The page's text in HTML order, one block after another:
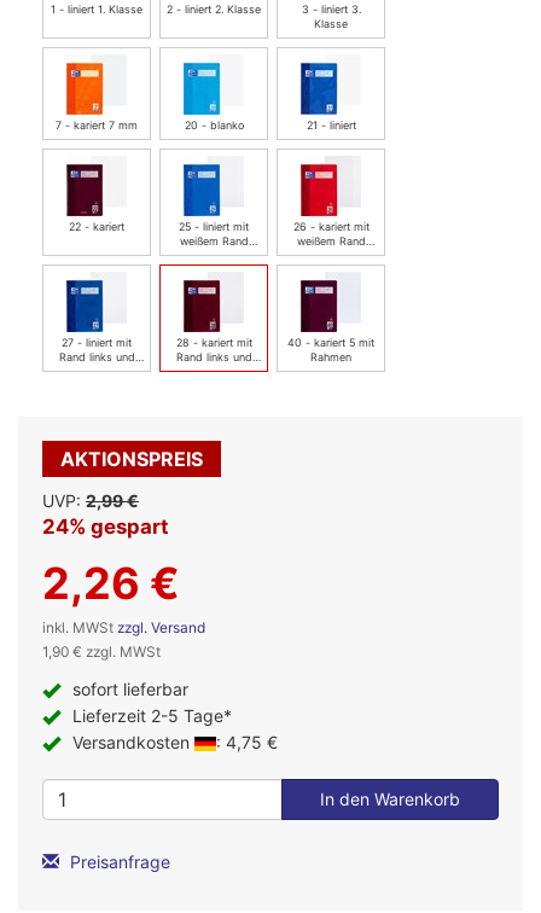
1 - liniert 1. Klasse 2 - liniert 2. Klasse
3 - liniert 3.
Klasse
7 - kariert 7 mm 20 - blanko 21 - liniert
22 - kariert
25 - liniert mit
weißem Rand
rechts
26 - kariert mit
weißem Rand
rechts
27 - liniert mit
Rand links und
rechts
28 - kariert mit
Rand links und
rechts
40 - kariert 5 mit
Rahmen
AKTIONSPREIS
UVP: 2,99 €
24% gespart
2,26 €
inkl. MWSt zzgl. Versand
1,90 € zzgl. MWSt
sofort lieferbar
Lieferzeit 2-5 Tage*
Versandkosten
: 4,75 €
Preisanfrage